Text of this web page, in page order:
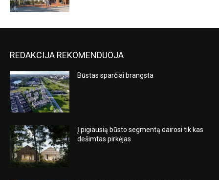
REDAKCIJA REKOMENDUOJA
Būstas sparčiai brangsta
Į pigiausią būsto segmentą dairosi tik kas
dešimtas pirkėjas